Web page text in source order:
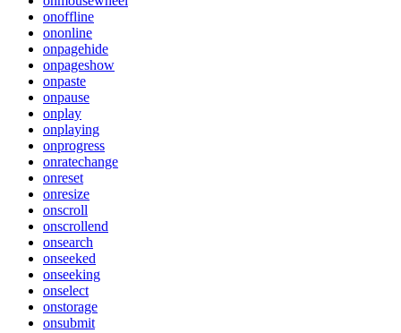
onoffline
ononline
onpagehide
onpageshow
onpaste
onpause
onplay
onplaying
onprogress
onratechange
onreset
onresize
onscroll
onscrollend
onsearch
onseeked
onseeking
onselect
onstorage
onsubmit